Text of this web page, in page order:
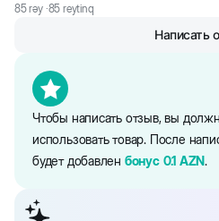
- Натуральная и безопасная
природным туалетным условиям
очистки бентонита производителем
- Осутствие пыли при
формулы продукта
- Быстрое комкование гранул, что
туалета и обеспечивает свежесть в
Формула с содержанием
нейтрализацию аммиака,
85rəy ·85 reytinq
Чтобы написать отзыв, вы
использовать товар. После
будет добавлен бонус 0.1 AZN.
Написать